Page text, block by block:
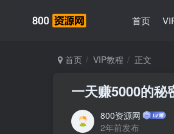
首页
首页 VIP教程 正文
一天赚5000的秘
800资源网
2年前发布